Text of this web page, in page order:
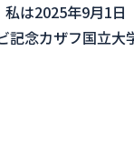
は2025年9月1
念カザフ国立大